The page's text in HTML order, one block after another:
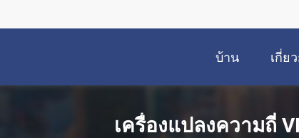
บ้าน เกี่ย
เครื่องแปลงความถี่